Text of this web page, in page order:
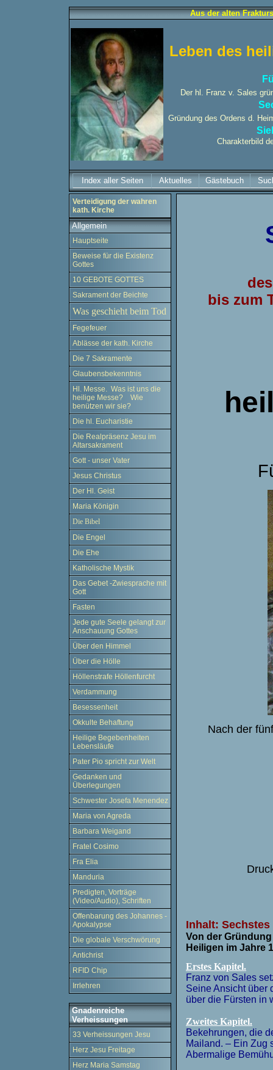
Aus der alten
Leben des
Der hl. Franz v. Sales
Gründung des Ordens d.
Charakterbild
Index aller Seiten Aktuelles Gästebuch
Verteidigung der wahren
kath. Kirche
Allgemein
Hauptseite
Beweise für die Existenz
Gottes
10 GEBOTE GOTTES
Sakrament der Beichte
Was geschieht beim Tod
Fegefeuer
Ablässe der kath. Kirche
Die 7 Sakramente
Glaubensbekenntnis
Hl. Messe. Was ist uns die
heilige Messe? Wie
benützen wir sie?
Die hl. Eucharistie
Die Realpräsenz Jesu im
Altarsakrament
Gott - unser Vater
Jesus Christus
Der Hl. Geist
Maria Königin
Die Bibel
Die Engel
Die Ehe
Katholische Mystik
Das Gebet -Zwiesprache mit
Gott
Fasten
Jede gute Seele gelangt zur
Anschauung Gottes
Über den Himmel
Über die Hölle
Höllenstrafe Höllenfurcht
Verdammung
Besessenheit
Okkulte Behaftung
Heilige Begebenheiten
Lebensläufe
Pater Pio spricht zur Welt
Gedanken und
Überlegungen
Schwester Josefa Menendez
Maria von Agreda
Barbara Weigand
Fratel Cosimo
Fra Elia
Manduria
Predigten, Vorträge
(Video/Audio), Schriften
Offenbarung des Johannes -
Apokalypse
Die globale Verschwörung
Antichrist
RFID Chip
Irrlehren
Gnadenreiche
Verheissungen
33 Verheissungen Jesu
Herz Jesu Freitage
Herz Maria Samstag
bis zum
Nach der
Inhalt: Sechstes
Von der
Heiligen im Jahre
Erstes Kapitel.
Franz von Sales
Seine Ansicht über
über die Fürsten in
Zweites Kapitel.
Bekehrungen, die
Mailand. – Ein Zug
Abermalige